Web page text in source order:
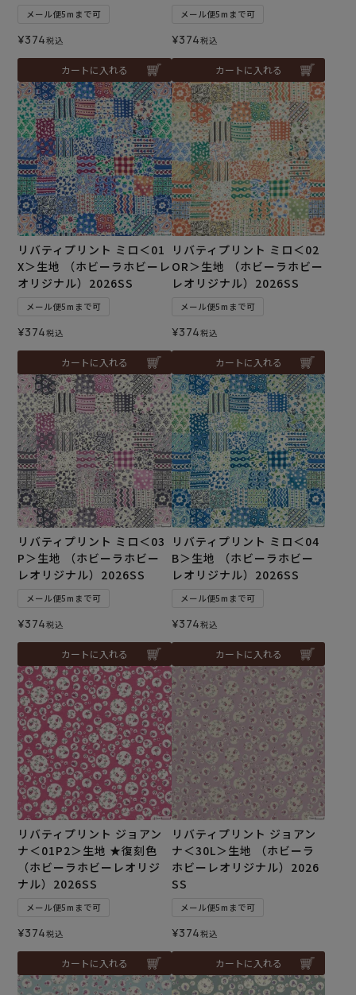
メール便5mまで可
¥374税込
カートに入れる
メール便5mまで可
¥374税込
カートに入れる
リバティプリント ミロ＜01
X＞生地 （ホビーラホビーレ
オリジナル）2026SS
メール便5mまで可
¥374税込
カートに入れる
リバティプリント ミロ＜02
OR＞生地 （ホビーラホビー
レオリジナル）2026SS
メール便5mまで可
¥374税込
カートに入れる
リバティプリント ミロ＜03
P＞生地 （ホビーラホビー
レオリジナル）2026SS
メール便5mまで可
¥374税込
カートに入れる
リバティプリント ミロ＜04
B＞生地 （ホビーラホビー
レオリジナル）2026SS
メール便5mまで可
¥374税込
カートに入れる
リバティプリント ジョアン
ナ＜01P2＞生地 ★復刻色
（ホビーラホビーレオリジ
ナル）2026SS
メール便5mまで可
¥374税込
カートに入れる
リバティプリント ジョアン
ナ＜30L＞生地 （ホビーラ
ホビーレオリジナル）2026
SS
メール便5mまで可
¥374税込
カートに入れる